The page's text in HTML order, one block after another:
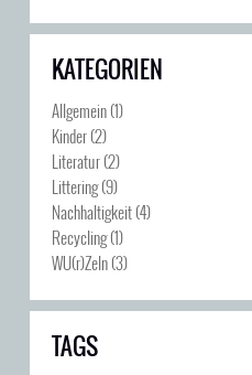
KATEGORIEN
Allgemein(1)
Kinder(2)
Literatur(2)
Littering(9)
Nachhaltigkeit(4)
Recycling(1)
WU(r)Zeln(3)
TAGS